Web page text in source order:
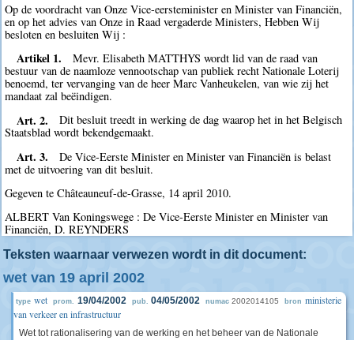
Op de voordracht van Onze Vice-eersteminister en Minister van Financiën,
en op het advies van Onze in Raad vergaderde Ministers, Hebben Wij
besloten en besluiten Wij :
Artikel 1.
Mevr. Elisabeth MATTHYS wordt lid van de raad van
bestuur van de naamloze vennootschap van publiek recht Nationale Loterij
benoemd, ter vervanging van de heer Marc Vanheukelen, van wie zij het
mandaat zal beëindigen.
Art. 2.
Dit besluit treedt in werking de dag waarop het in het Belgisch
Staatsblad wordt bekendgemaakt.
Art. 3.
De Vice-Eerste Minister en Minister van Financiën is belast
met de uitvoering van dit besluit.
Gegeven te Châteauneuf-de-Grasse, 14 april 2010.
ALBERT Van Koningswege : De Vice-Eerste Minister en Minister van
Financiën, D. REYNDERS
Teksten waarnaar verwezen wordt in dit document:
wet van 19 april 2002
type wet prom. 19/04/2002 pub. 04/05/2002 numac 2002014105 bron ministerie
van verkeer en infrastructuur
Wet tot rationalisering van de werking en het beheer van de Nationale